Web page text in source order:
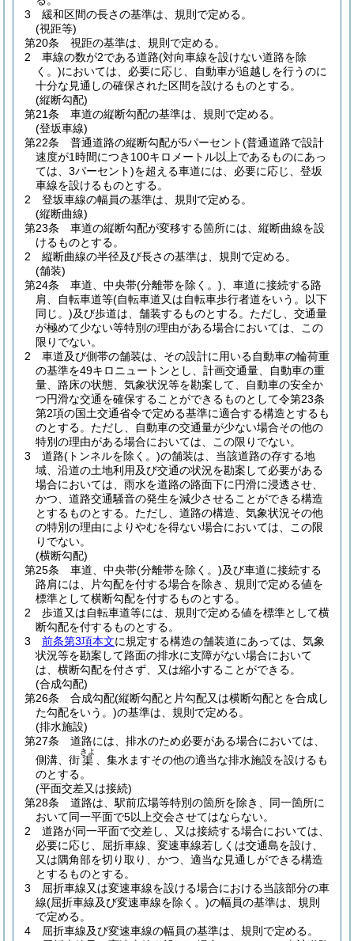
3
緩和区間の長さの基準は、規則で定める。
(視距等)
第20条
視距の基準は、規則で定める。
2
車線の数が2である道路(対向車線を設けない道路を除
く。)においては、必要に応じ、自動車が追越しを行うのに
十分な見通しの確保された区間を設けるものとする。
(縦断勾配)
第21条
車道の縦断勾配の基準は、規則で定める。
(登坂車線)
第22条
普通道路の縦断勾配が5パーセント(普通道路で設計
速度が1時間につき100キロメートル以上であるものにあっ
ては、3パーセント)を超える車道には、必要に応じ、登坂
車線を設けるものとする。
2
登坂車線の幅員の基準は、規則で定める。
(縦断曲線)
第23条
車道の縦断勾配が変移する箇所には、縦断曲線を設
けるものとする。
2
縦断曲線の半径及び長さの基準は、規則で定める。
(舗装)
第24条
車道、中央帯(分離帯を除く。) 、車道に接続する路
肩、自転車道等(自転車道又は自転車歩行者道をいう。以下
同じ。)及び歩道は、舗装するものとする。 ただし、交通量
が極めて少ない等特別の理由がある場合においては、この
限りでない。
2
車道及び側帯の舗装は、その設計に用いる自動車の輪荷重
の基準を49キロニュートンとし、計画交通量、自動車の重
量、路床の状態、気象状況等を勘案して、自動車の安全か
つ円滑な交通を確保することができるものとして令第23条
第2項の国土交通省令で定める基準に適合する構造とするも
のとする。 ただし、自動車の交通量が少ない場合その他の
特別の理由がある場合においては、この限りでない。
3
道路(トンネルを除く。)の舗装は、当該道路の存する地
域、沿道の土地利用及び交通の状況を勘案して必要がある
場合においては、雨水を道路の路面下に円滑に浸透させ、
かつ、道路交通騒音の発生を減少させることができる構造
とするものとする。 ただし、道路の構造、気象状況その他
の特別の理由によりやむを得ない場合においては、この限
りでない。
(横断勾配)
第25条
車道、中央帯(分離帯を除く。)及び車道に接続する
路肩には、片勾配を付する場合を除き、規則で定める値を
標準として横断勾配を付するものとする。
2
歩道又は自転車道等には、規則で定める値を標準として横
断勾配を付するものとする。
3
前条第3項本文に規定する構造の舗装道にあっては、気象
状況等を勘案して路面の排水に支障がない場合において
は、横断勾配を付さず、又は縮小することができる。
(合成勾配)
第26条
合成勾配(縦断勾配と片勾配又は横断勾配とを合成し
た勾配をいう。)の基準は、規則で定める。
(排水施設)
第27条
道路には、排水のため必要がある場合においては、
側溝、街渠
きよ
、集水ますその他の適当な排水施設を設けるも
のとする。
(平面交差又は接続)
第28条
道路は、駅前広場等特別の箇所を除き、同一箇所に
おいて同一平面で5以上交会させてはならない。
2
道路が同一平面で交差し、又は接続する場合においては、
必要に応じ、屈折車線、変速車線若しくは交通島を設け、
又は隅角部を切り取り、かつ、適当な見通しができる構造
とするものとする。
3
屈折車線又は変速車線を設ける場合における当該部分の車
線(屈折車線及び変速車線を除く。)の幅員の基準は、規則
で定める。
4
屈折車線及び変速車線の幅員の基準は、規則で定める。